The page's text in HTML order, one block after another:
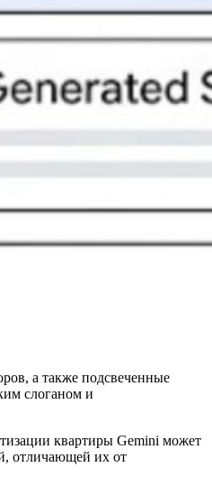
а также подсвеченные
слоганом и
квартиры Gemini может
отличающей их от